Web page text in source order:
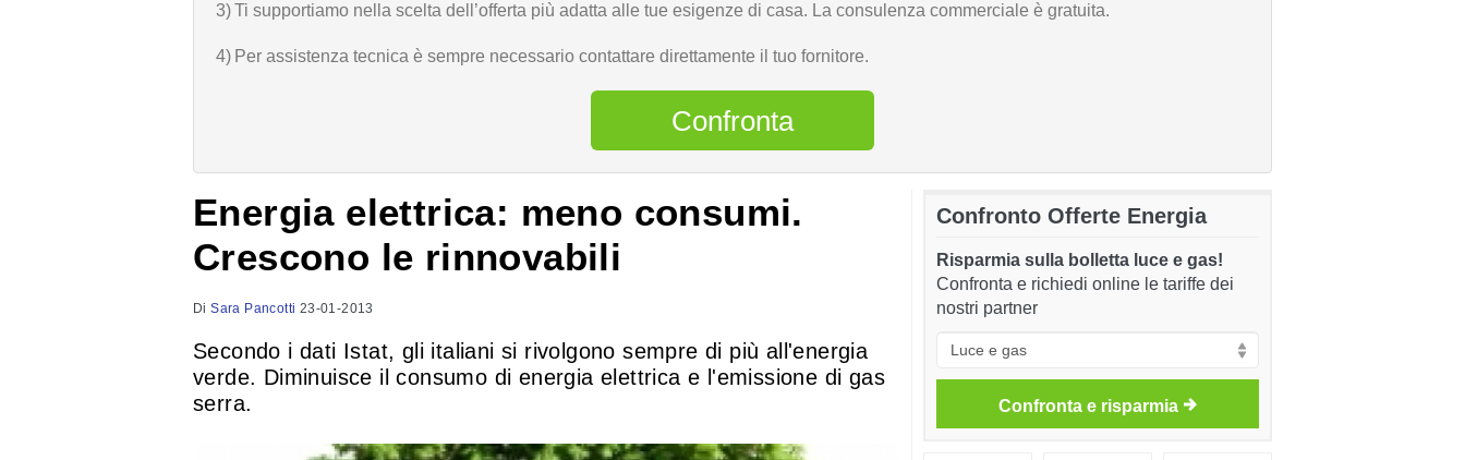
3)Ti supportiamo nella scelta dell’offerta più adatta alle tue esigenze di casa. La consulenza commerciale è gratuita.
4) Per assistenza tecnica è sempre necessario contattare direttamente il tuo fornitore.
Confronta
Energia elettrica: meno consumi.
Crescono le rinnovabili
DiSara Pancotti 23-01-2013
Secondo i dati Istat, gli italiani si rivolgono sempre di più all'energia
verde. Diminuisce il consumo di energia elettrica e l'emissione di gas
serra.
Confronto Offerte Energia
Risparmia sulla bolletta luce e gas!
Confronta e richiedi online le tariffe dei
nostri partner
Confronta e risparmia